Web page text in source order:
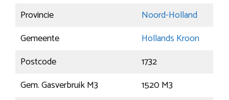
Provincie
Noord-Holland
Gemeente
Hollands Kroon
Postcode
1732
Gem. Gasverbruik M3
1520 M3